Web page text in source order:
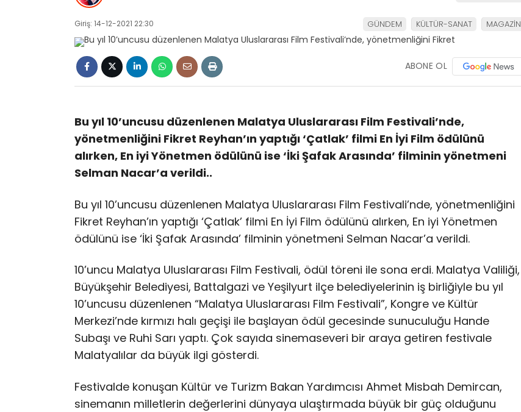
Giriş: 14-12-2021 22:30 GÜNDEM KÜLTÜR-SANAT MAGAZİN
ABONE OL
Bu yıl 10’uncusu düzenlenen Malatya Uluslararası Film Festivali’nde,
yönetmenliğini Fikret Reyhan’ın yaptığı ‘Çatlak’ filmi En İyi Film ödülünü
alırken, En iyi Yönetmen ödülünü ise ‘İki Şafak Arasında’ filminin yönetmeni
Selman Nacar’a verildi..
Bu yıl 10’uncusu düzenlenen Malatya Uluslararası Film Festivali’nde, yönetmenliğini
Fikret Reyhan’ın yaptığı ‘Çatlak’ filmi En İyi Film ödülünü alırken, En iyi Yönetmen
ödülünü ise ‘İki Şafak Arasında’ filminin yönetmeni Selman Nacar’a verildi.
10’uncu Malatya Uluslararası Film Festivali, ödül töreni ile sona erdi. Malatya Valiliği,
Büyükşehir Belediyesi, Battalgazi ve Yeşilyurt ilçe belediyelerinin iş birliğiyle bu yıl
10’uncusu düzenlenen “Malatya Uluslararası Film Festivali”, Kongre ve Kültür
Merkezi’nde kırmızı halı geçişi ile başlayan ödül gecesinde sunuculuğu Hande
Subaşı ve Ruhi Sarı yaptı. Çok sayıda sinemaseveri bir araya getiren festivale
Malatyalılar da büyük ilgi gösterdi.
Festivalde konuşan Kültür ve Turizm Bakan Yardımcısı Ahmet Misbah Demircan,
sinemanın milletlerin değerlerini dünyaya ulaştırmada büyük bir güç olduğunu